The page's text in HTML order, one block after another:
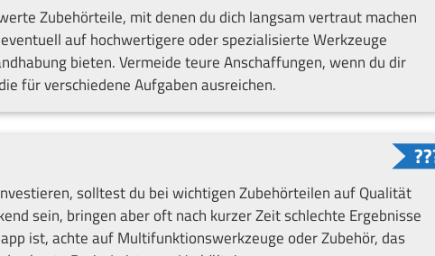
Zubehörteile, mit denen du dich langsam vertraut machen
auf hochwertigere oder spezialisierte Werkzeuge
bieten. Vermeide teure Anschaffungen, wenn du dir
für verschiedene Aufgaben ausreichen.
solltest du bei wichtigen Zubehörteilen auf Qualität
sein, bringen aber oft nach kurzer Zeit schlechte Ergebnisse
ist, achte auf Multifunktionswerkzeuge oder Zubehör, das